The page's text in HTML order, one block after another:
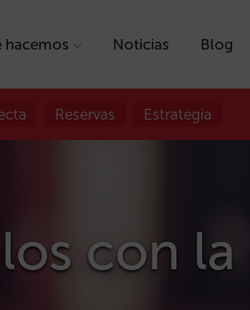
hacemos Noticias Blog
Reservas Estrategia
con